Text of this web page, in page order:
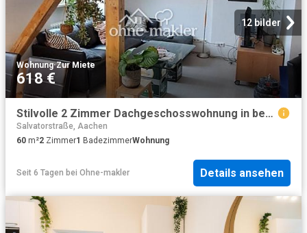
12 bilder
Wohnung·Zur Miete
618 €
Stilvolle 2 Zimmer Dachgeschosswohnung in begehrter Lage von Aachen
Salvatorstraße, Aachen
60 m²2 Zimmer1 BadezimmerWohnung
Seit 6 Tagen bei Ohne-makler Details ansehen